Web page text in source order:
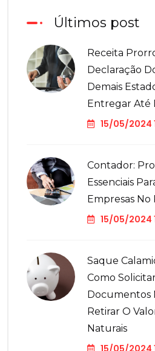
Últimos post
Receita
Declaração
Demais
Entregar Até
15/05/2024
Contador:
Essenciais
Empresas No
15/05/2024
Saque
Como
Documentos
Retirar O
Naturais